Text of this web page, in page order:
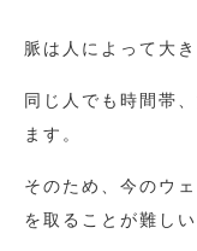
脈は人によって大
同じ人でも時間帯
ます。
そのため、今のウ
を取ることが難し